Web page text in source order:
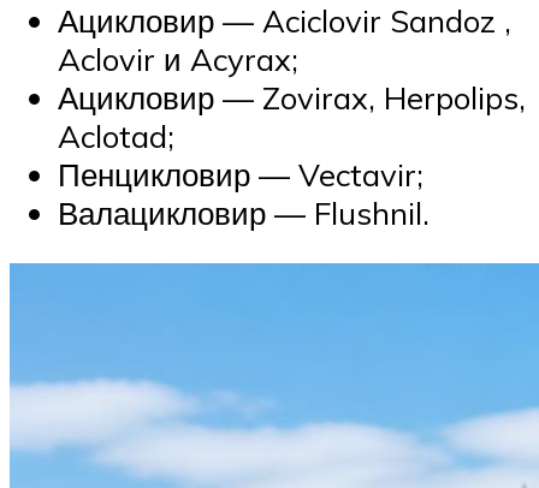
Ацикловир — Aciclovir Sandoz ,
Aclovir и Acyrax;
Ацикловир — Zovirax, Herpolips,
Aclotad;
Пенцикловир — Vectavir;
Валацикловир — Flushnil.